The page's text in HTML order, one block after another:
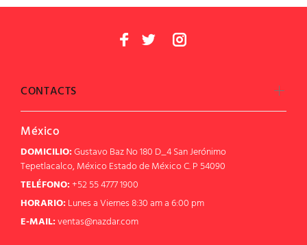
CONTACTS
México
DOMICILIO:Gustavo Baz No 180 D_4 San Jerónimo
Tepetlacalco, México Estado de México C. P 54090
TELÉFONO:+52 55 4777 1900
HORARIO: Lunes a Viernes 8:30 am a 6:00 pm
E-MAIL:ventas@nazdar.com